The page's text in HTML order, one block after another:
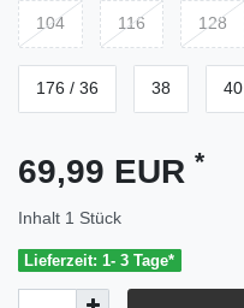
104 116 128
176 / 36 38 40
69,99 EUR *
Inhalt 1 Stück
Lieferzeit: 1- 3 Tage*